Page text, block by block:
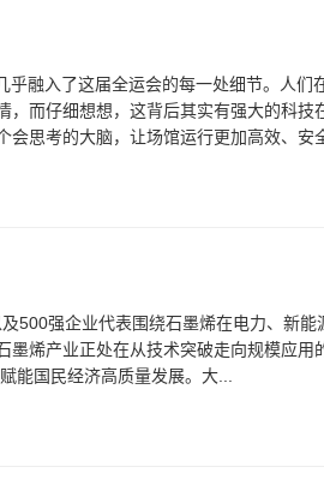
融入了这届全运会的每一处细节。人们
而仔细想想，这背后其实有强大的科技
思考的大脑，让场馆运行更加高效、安
500强企业代表围绕石墨烯在电力、新能
烯产业正处在从技术突破走向规模应用
能国民经济高质量发展。大...